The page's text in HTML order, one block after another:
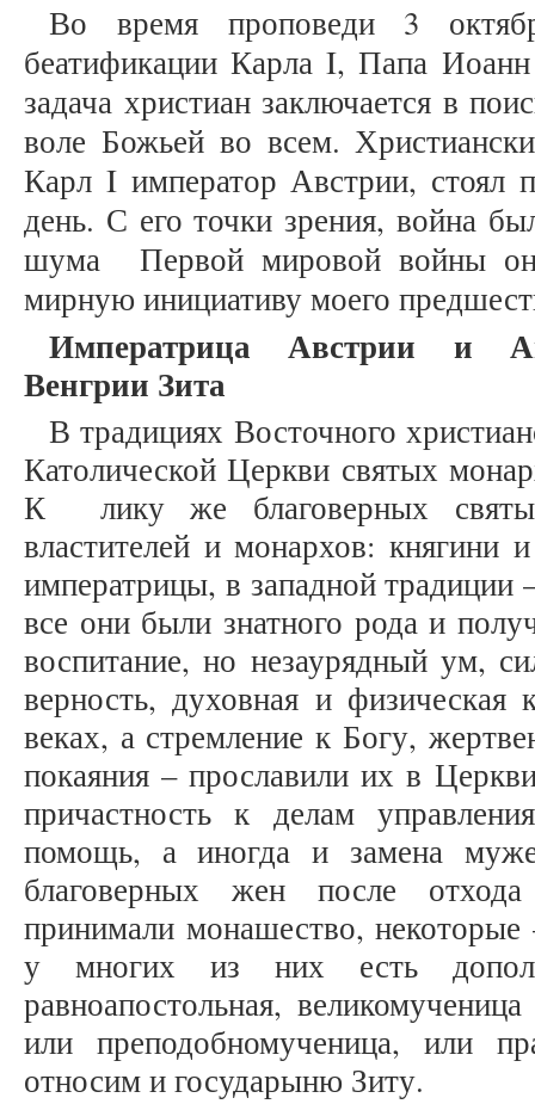
Во время проповеди 3
беатификации Карла I, Папа
задача христиан заключается в
воле Божьей во всем.
Карл I император Австрии, стоял
день. С его точки зрения, война
шума Первой мировой войны он
мирную инициативу моего
Императрица Австрии и
Венгрии Зита
В традициях Восточного
Католической Церкви святых
К лику же благоверных
властителей и монархов: княгини
императрицы, в западной
все они были знатного рода и
воспитание, но незаурядный ум,
верность, духовная и физическая
веках, а стремление к Богу,
покаяния – прославили их в
причастность к делам
помощь, а иногда и замена
благоверных жен после
принимали монашество, некоторые
у многих из них есть
равноапостольная,
или преподобномученица, или
относим и государыню Зиту.